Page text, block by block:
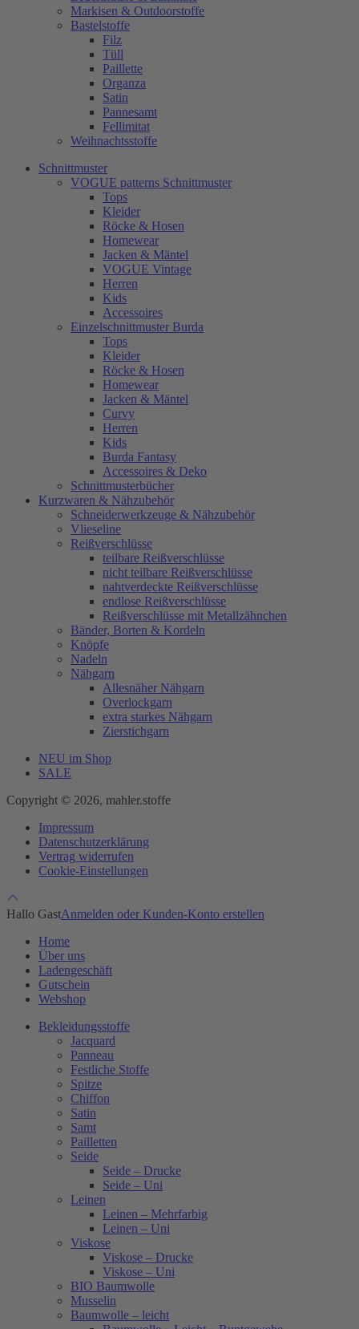
Markisen & Outdoorstoffe
Bastelstoffe
Filz
Tüll
Paillette
Organza
Satin
Pannesamt
Fellimitat
Weihnachtsstoffe
Schnittmuster
VOGUE patterns Schnittmuster
Tops
Kleider
Röcke & Hosen
Homewear
Jacken & Mäntel
VOGUE Vintage
Herren
Kids
Accessoires
Einzelschnittmuster Burda
Tops
Kleider
Röcke & Hosen
Homewear
Jacken & Mäntel
Curvy
Herren
Kids
Burda Fantasy
Accessoires & Deko
Schnittmusterbücher
Kurzwaren & Nähzubehör
Schneiderwerkzeuge & Nähzubehör
Vlieseline
Reißverschlüsse
teilbare Reißverschlüsse
nicht teilbare Reißverschlüsse
nahtverdeckte Reißverschlüsse
endlose Reißverschlüsse
Reißverschlüsse mit Metallzähnchen
Bänder, Borten & Kordeln
Knöpfe
Nadeln
Nähgarn
Allesnäher Nähgarn
Overlockgarn
extra starkes Nähgarn
Zierstichgarn
NEU im Shop
SALE
Copyright © 2026, mahler.stoffe
Impressum
Datenschutzerklärung
Vertrag widerrufen
Cookie-Einstellungen
Hallo GastAnmelden oder Kunden-Konto erstellen
Home
Über uns
Ladengeschäft
Gutschein
Webshop
Bekleidungsstoffe
Jacquard
Panneau
Festliche Stoffe
Spitze
Chiffon
Satin
Samt
Pailletten
Seide
Seide – Drucke
Seide – Uni
Leinen
Leinen – Mehrfarbig
Leinen – Uni
Viskose
Viskose – Drucke
Viskose – Uni
BIO Baumwolle
Musselin
Baumwolle – leicht